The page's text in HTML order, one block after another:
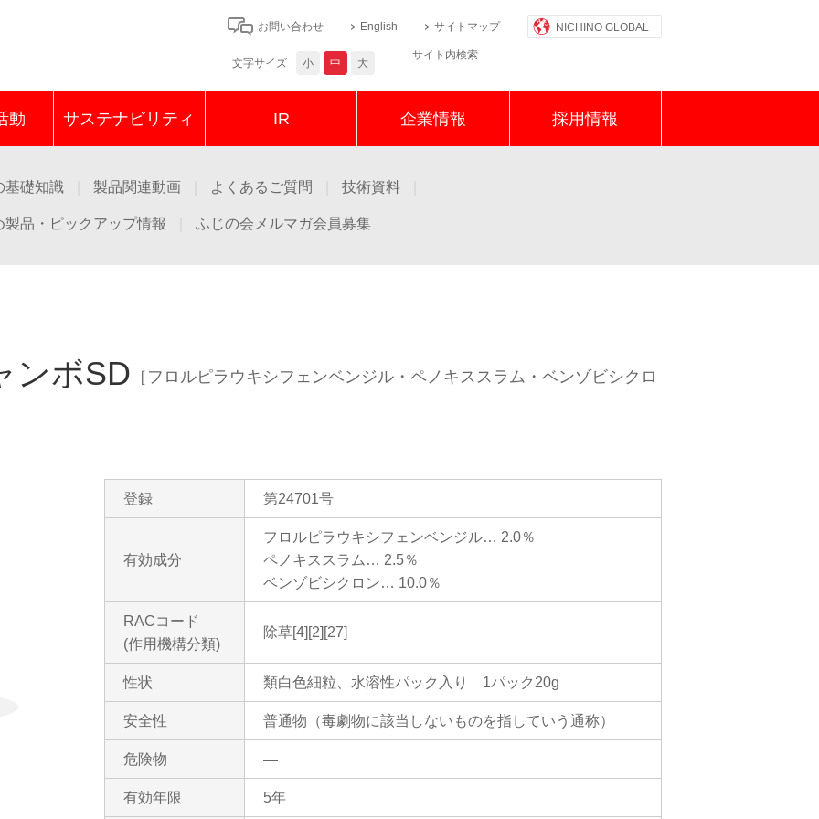
お問い合わせ English サイトマップ NICHINO GLOBAL
文字サイズ 小 中 大
サイト内検索
動 サステナビリティ IR 企業情報 採用情報
基礎知識 製品関連動画 よくあるご質問 技術資料
製品・ピックアップ情報 ふじの会メルマガ会員募集
ンボSD ［フロルピラウキシフェンベンジル・ペノキススラム・ベンゾビシクロ
登録 第24701号
有効成分
フロルピラウキシフェンベンジル… 2.0％
ペノキススラム… 2.5％
ベンゾビシクロン… 10.0％
RACコード
(作用機構分類)
除草[4][2][27]
性状 類白色細粒、水溶性パック入り 1パック20g
安全性 普通物（毒劇物に該当しないものを指していう通称）
危険物 ―
有効年限 5年